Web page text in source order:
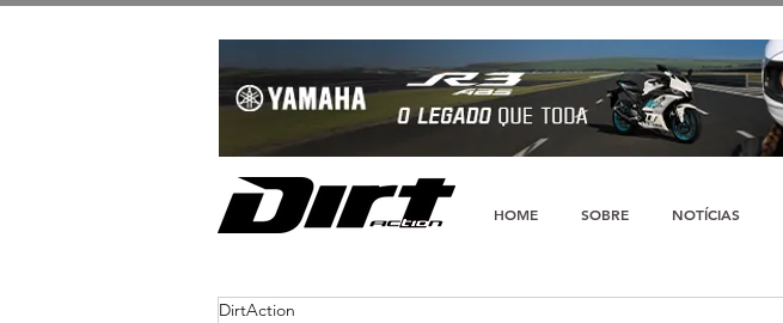
HOME SOBRE NOTÍCIAS
DirtAction